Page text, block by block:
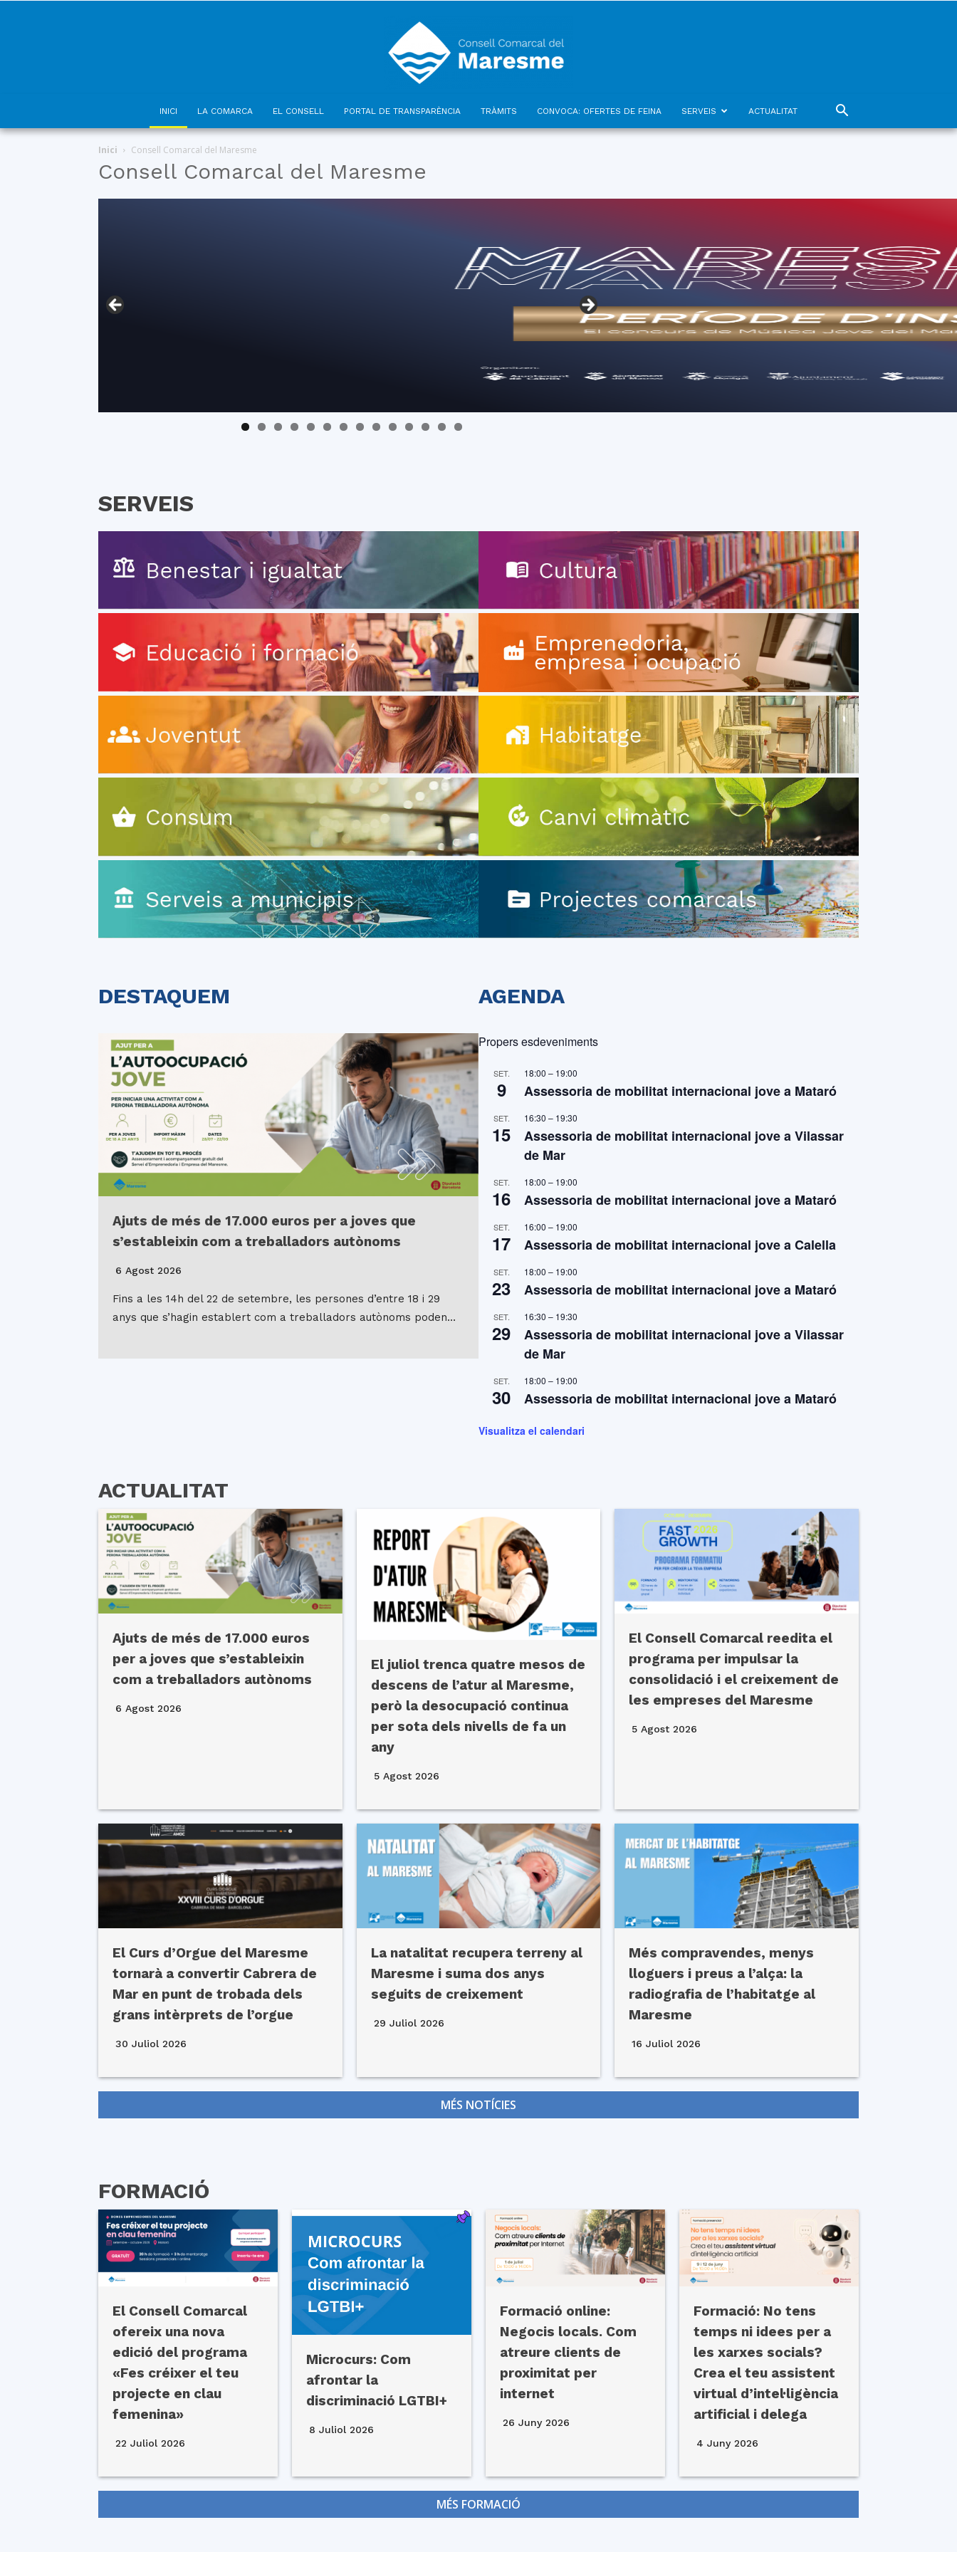
INICI LA COMARCA EL CONSELL PORTAL DE TRANSPARÈNCIA TRÀMITS CONVOCA: OFERTES DE FEINA SERVEIS ACTUALITAT
Inici Consell Comarcal del Maresme
Consell Comarcal del Maresme
0 1 2 3 4
07
agost
SERVEIS
DESTAQUEM
Ajuts de més de 17.000 euros per a joves que
s’estableixin com a treballadors autònoms
6 Agost 2026
Fins a les 14h del 22 de setembre, les persones d’entre 18 i 29
anys que s’hagin establert com a treballadors autònoms poden…
AGENDA
Propers esdeveniments
SET.
9
18:00 – 19:00
Assessoria de mobilitat internacional jove a Mataró
SET.
15
16:30 – 19:30
Assessoria de mobilitat internacional jove a Vilassar
de Mar
SET.
16
18:00 – 19:00
Assessoria de mobilitat internacional jove a Mataró
SET.
17
16:00 – 19:00
Assessoria de mobilitat internacional jove a Calella
SET.
23
18:00 – 19:00
Assessoria de mobilitat internacional jove a Mataró
SET.
29
16:30 – 19:30
Assessoria de mobilitat internacional jove a Vilassar
de Mar
SET.
30
18:00 – 19:00
Assessoria de mobilitat internacional jove a Mataró
Visualitza el calendari
ACTUALITAT
Ajuts de més de 17.000 euros
per a joves que s’estableixin
com a treballadors autònoms
6 Agost 2026
El juliol trenca quatre mesos de
descens de l’atur al Maresme,
però la desocupació continua
per sota dels nivells de fa un
any
5 Agost 2026
El Consell Comarcal reedita el
programa per impulsar la
consolidació i el creixement de
les empreses del Maresme
5 Agost 2026
El Curs d’Orgue del Maresme
tornarà a convertir Cabrera de
Mar en punt de trobada dels
grans intèrprets de l’orgue
30 Juliol 2026
La natalitat recupera terreny al
Maresme i suma dos anys
seguits de creixement
29 Juliol 2026
Més compravendes, menys
lloguers i preus a l’alça: la
radiografia de l’habitatge al
Maresme
16 Juliol 2026
MÉS NOTÍCIES
FORMACIÓ
El Consell Comarcal
ofereix una nova
edició del programa
«Fes créixer el teu
projecte en clau
femenina»
22 Juliol 2026
Microcurs: Com
afrontar la
discriminació LGTBI+
8 Juliol 2026
Formació online:
Negocis locals. Com
atreure clients de
proximitat per
internet
26 Juny 2026
Formació: No tens
temps ni idees per a
les xarxes socials?
Crea el teu assistent
virtual d’intel·ligència
artificial i delega
4 Juny 2026
MÉS FORMACIÓ